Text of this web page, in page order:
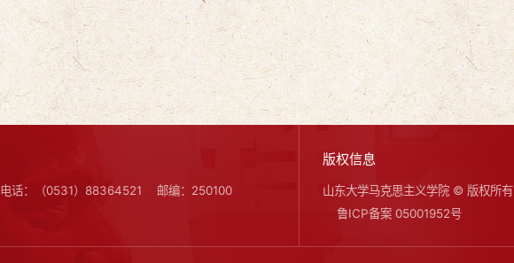
电话：（0531）88364521 邮编：250100
版权信息
山东大学马克思主义学院 © 版权所有
鲁ICP备案 05001952号